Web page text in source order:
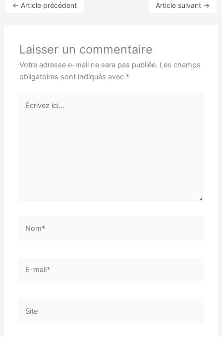
← Article précédent Article suivant →
Laisser un commentaire
Votre adresse e-mail ne sera pas publiée. Les champs
obligatoires sont indiqués avec *
Écrivez
ici…
mail*